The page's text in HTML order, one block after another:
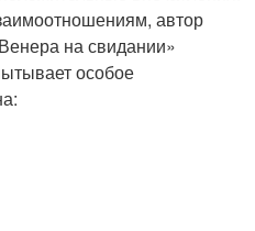
автор
на свидании»
особое